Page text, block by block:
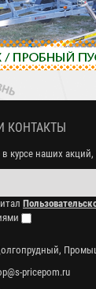
КОНТАКТЫ
в курсе наших
pricepom.ru